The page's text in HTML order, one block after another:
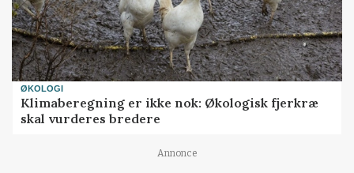
ØKOLOGI
Klimaberegning er ikke nok: Økologisk fjerkræ
skal vurderes bredere
Annonce